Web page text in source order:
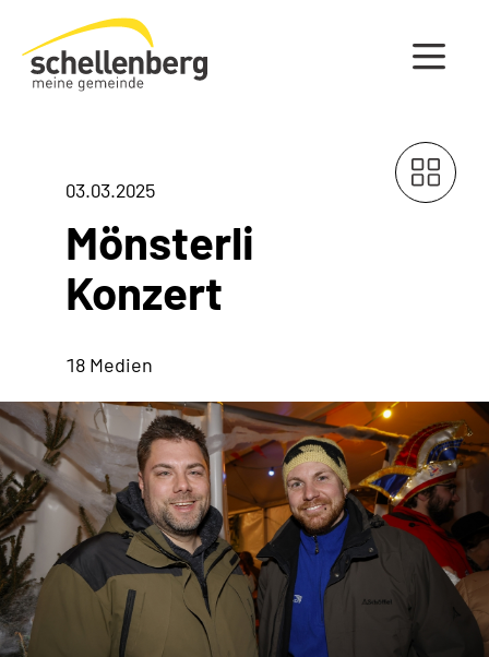
Gemeinde Schellenberg Startseite
03.03.2025
Mönsterli
Konzert
18 Medien